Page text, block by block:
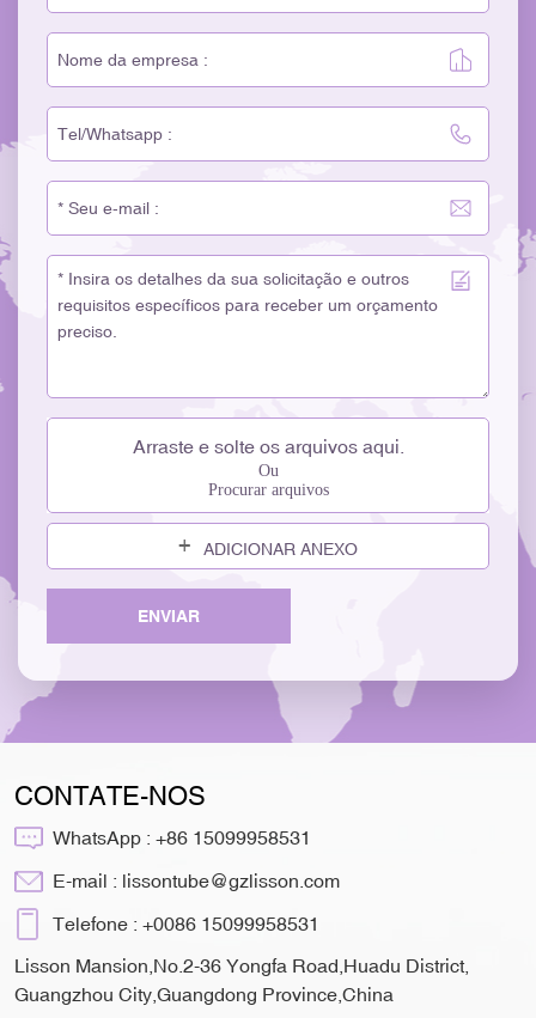
Arraste e solte os arquivos aqui.
Ou
Procurar arquivos
ADICIONAR ANEXO
ENVIAR
CONTATE-NOS
WhatsApp : +86 15099958531
E-mail : lissontube@gzlisson.com
Telefone : +0086 15099958531
Lisson Mansion,No.2-36 Yongfa Road,Huadu District,
Guangzhou City,Guangdong Province,China